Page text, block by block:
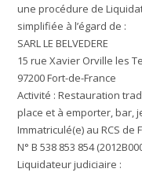
une procédure de
simplifiée à l’égard de :
SARL LE BELVEDERE
15 rue Xavier Orville les
97200 Fort-de-France
Activité : Restauration
place et à emporter, bar,
Immatriculé(e) au RCS de
N° B 538 853 854
Liquidateur judiciaire :